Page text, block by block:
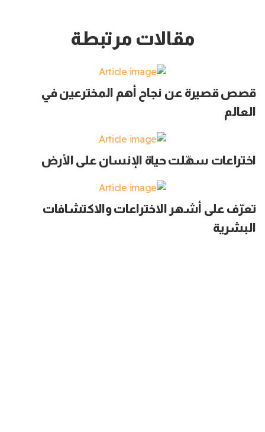
مقالات مرتبطة
قصص قصيرة عن نجاح أهم المخترعين في
العالم
اختراعات سهّلت حياة الإنسان على الأرض
تعرّف على أشهر الاختراعات والاكتشافات
البشرية